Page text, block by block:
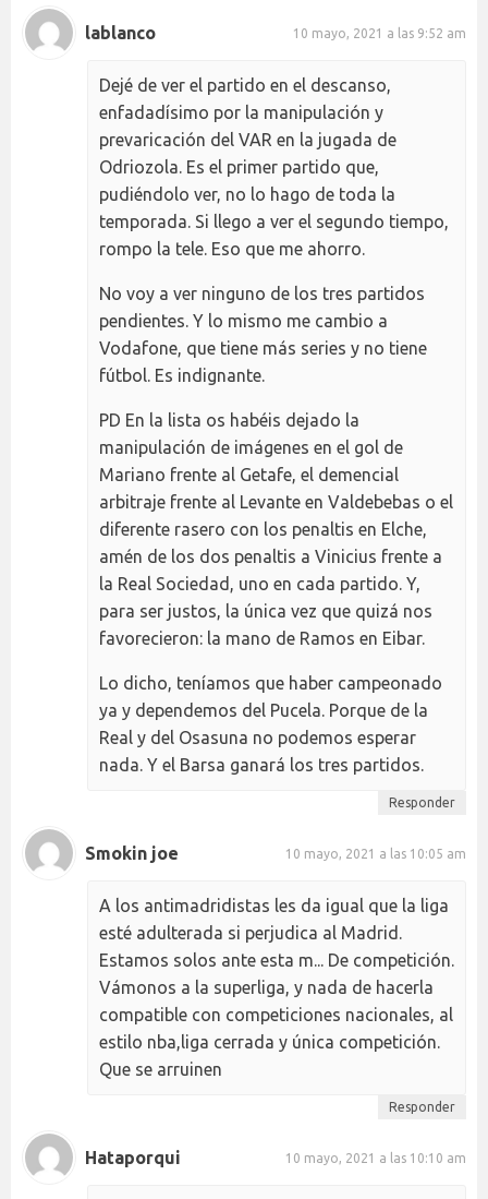
lablanco 10 mayo, 2021 a las 9:52 am
Dejé de ver el partido en el descanso,
enfadadísimo por la manipulación y
prevaricación del VAR en la jugada de
Odriozola. Es el primer partido que,
pudiéndolo ver, no lo hago de toda la
temporada. Si llego a ver el segundo tiempo,
rompo la tele. Eso que me ahorro.
No voy a ver ninguno de los tres partidos
pendientes. Y lo mismo me cambio a
Vodafone, que tiene más series y no tiene
fútbol. Es indignante.
PD En la lista os habéis dejado la
manipulación de imágenes en el gol de
Mariano frente al Getafe, el demencial
arbitraje frente al Levante en Valdebebas o el
diferente rasero con los penaltis en Elche,
amén de los dos penaltis a Vinicius frente a
la Real Sociedad, uno en cada partido. Y,
para ser justos, la única vez que quizá nos
favorecieron: la mano de Ramos en Eibar.
Lo dicho, teníamos que haber campeonado
ya y dependemos del Pucela. Porque de la
Real y del Osasuna no podemos esperar
nada. Y el Barsa ganará los tres partidos.
Responder
Smokin joe 10 mayo, 2021 a las 10:05 am
A los antimadridistas les da igual que la liga
esté adulterada si perjudica al Madrid.
Estamos solos ante esta m... De competición.
Vámonos a la superliga, y nada de hacerla
compatible con competiciones nacionales, al
estilo nba,liga cerrada y única competición.
Que se arruinen
Responder
Hataporqui 10 mayo, 2021 a las 10:10 am